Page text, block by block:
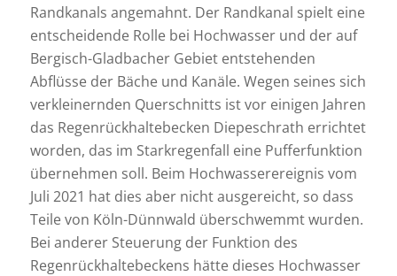
Randkanals angemahnt. Der Randkanal spielt eine
entscheidende Rolle bei Hochwasser und der auf
Bergisch-Gladbacher Gebiet entstehenden
Abflüsse der Bäche und Kanäle. Wegen seines sich
verkleinernden Querschnitts ist vor einigen Jahren
das Regenrückhaltebecken Diepeschrath errichtet
worden, das im Starkregenfall eine Pufferfunktion
übernehmen soll. Beim Hochwasserereignis vom
Juli 2021 hat dies aber nicht ausgereicht, so dass
Teile von Köln-Dünnwald überschwemmt wurden.
Bei anderer Steuerung der Funktion des
Regenrückhaltebeckens hätte dieses Hochwasser